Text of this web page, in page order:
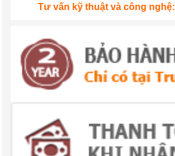
Tư vấn kỹ thuật và công nghệ: